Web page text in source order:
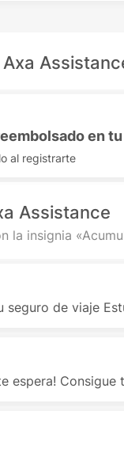
en
al registrarte
Assistance
la insignia
seguro de viaje
espera!